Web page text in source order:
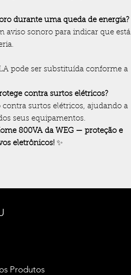
durante uma queda de energia?
aviso sonoro para indicar que está
pode ser substituída conforme a
contra surtos elétricos?
contra surtos elétricos, ajudando a
seus equipamentos.
800VA da WEG — proteção e
eletrônicos! ✨
Produtos